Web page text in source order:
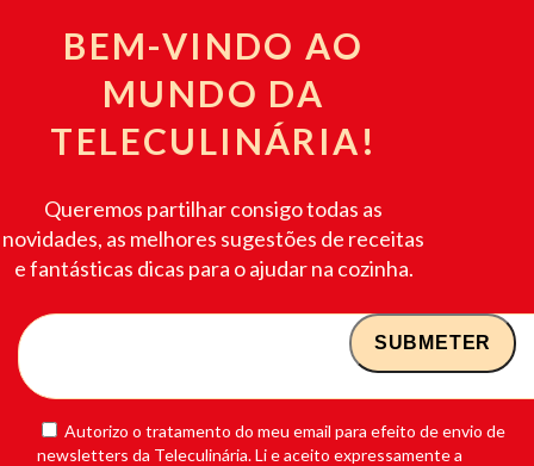
BEM-VINDO AO
MUNDO DA
TELECULINÁRIA!
Queremos partilhar consigo todas as
novidades, as melhores sugestões de receitas
e fantásticas dicas para o ajudar na cozinha.
Autorizo o tratamento do meu email para efeito de envio de
newsletters da Teleculinária. Li e aceito expressamente a